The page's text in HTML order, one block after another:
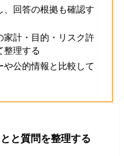
、回答の根拠も確認す
家計・目的・リスク許
整理する
や公的情報と比較して
と質問を整理する